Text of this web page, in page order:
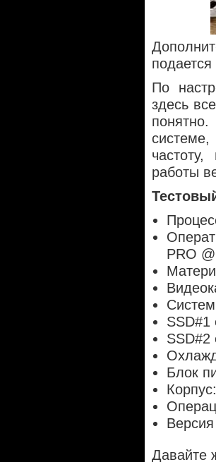
По
здесь
системе,
работы
PRO
SSD#1
SSD#2
Блок
Давайте